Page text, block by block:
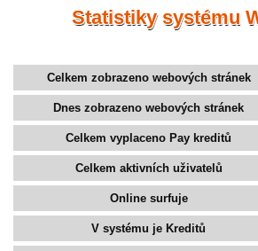
Statistiky systému
Celkem zobrazeno webových stránek
Dnes zobrazeno webových stránek
Celkem vyplaceno Pay kreditů
Celkem aktivních uživatelů
Online surfuje
V systému je Kreditů